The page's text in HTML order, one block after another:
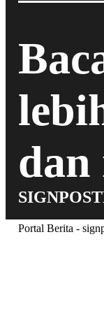
Portal Berita -